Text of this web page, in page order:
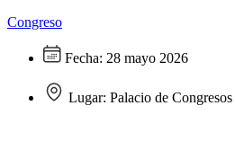
Congreso
Fecha: 28 mayo 2026
Lugar: Palacio de Congresos